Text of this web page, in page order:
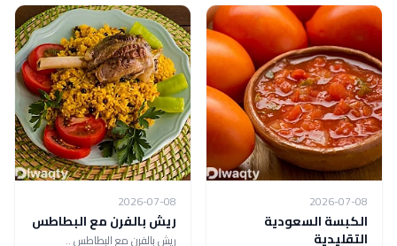
2026-07-08
الكبسة السعودية
التقليدية
2026-07-08
ريش بالفرن مع البطاطس
ريش بالفرن مع البطاطس ..